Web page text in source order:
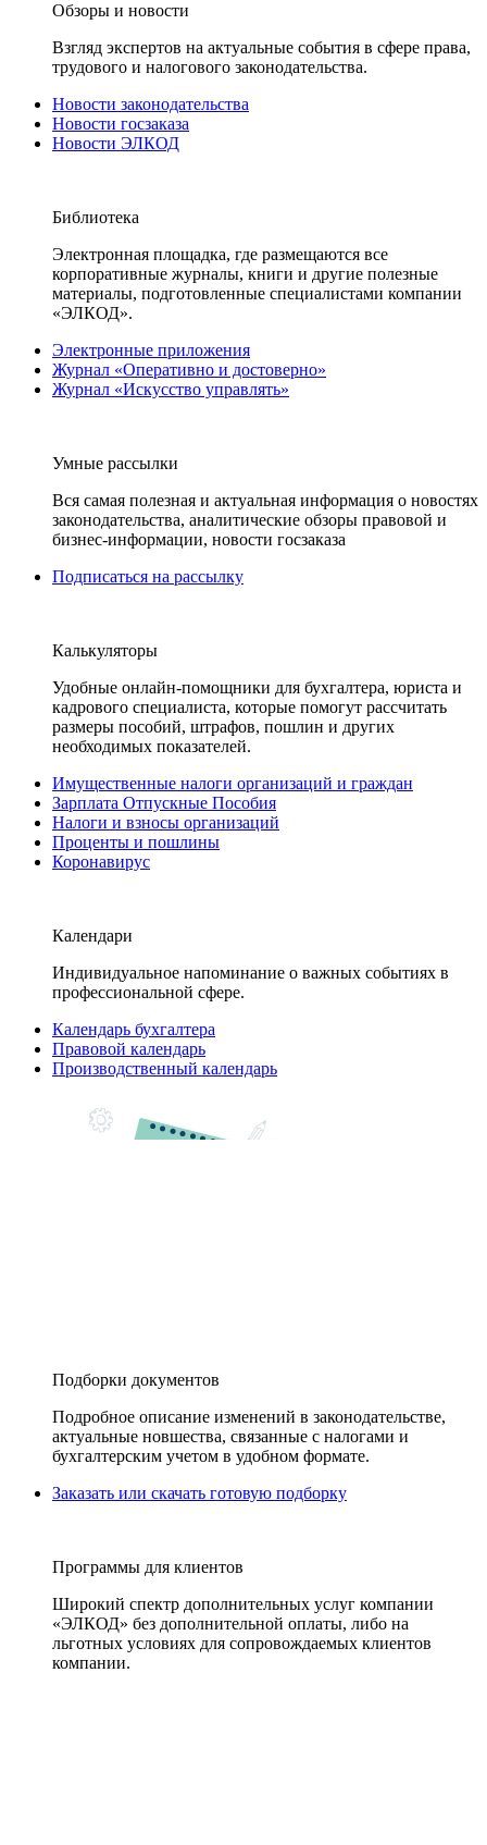
Обзоры и новости
Взгляд экспертов на актуальные события в сфере права,
трудового и налогового законодательства.
Новости законодательства
Новости госзаказа
Новости ЭЛКОД
Библиотека
Электронная площадка, где размещаются все
корпоративные журналы, книги и другие полезные
материалы, подготовленные специалистами компании
«ЭЛКОД».
Электронные приложения
Журнал «Оперативно и достоверно»
Журнал «Искусство управлять»
Умные рассылки
Вся самая полезная и актуальная информация о новостях
законодательства, аналитические обзоры правовой и
бизнес-информации, новости госзаказа
Подписаться на рассылку
Калькуляторы
Удобные онлайн-помощники для бухгалтера, юриста и
кадрового специалиста, которые помогут рассчитать
размеры пособий, штрафов, пошлин и других
необходимых показателей.
Имущественные налоги организаций и граждан
Зарплата Отпускные Пособия
Налоги и взносы организаций
Проценты и пошлины
Коронавирус
Календари
Индивидуальное напоминание о важных событиях в
профессиональной сфере.
Календарь бухгалтера
Правовой календарь
Производственный календарь
Подборки документов
Подробное описание изменений в законодательстве,
актуальные новшества, связанные с налогами и
бухгалтерским учетом в удобном формате.
Заказать или скачать готовую подборку
Программы для клиентов
Широкий спектр дополнительных услуг компании
«ЭЛКОД» без дополнительной оплаты, либо на
льготных условиях для сопровождаемых клиентов
компании.